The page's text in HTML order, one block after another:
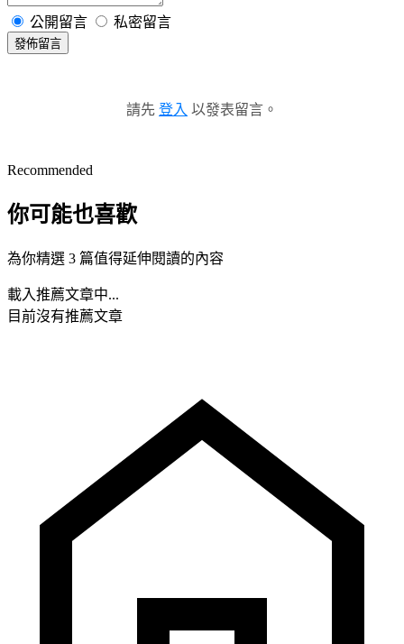
公開留言 私密留言
發佈留言
請先 登入 以發表留言。
Recommended
你可能也喜歡
為你精選 3 篇值得延伸閱讀的內容
載入推薦文章中...
目前沒有推薦文章